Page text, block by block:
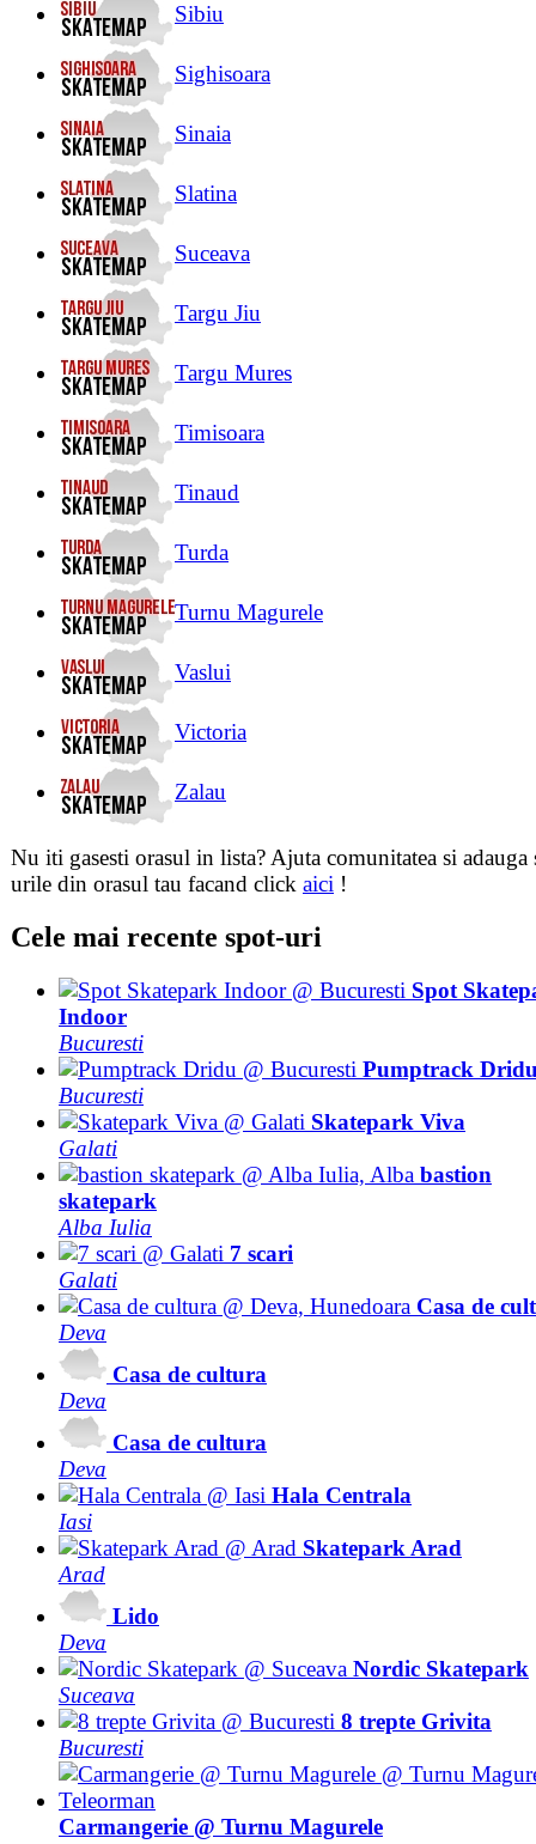
Sibiu
Sighisoara
Sinaia
Slatina
Suceava
Targu Jiu
Targu Mures
Timisoara
Tinaud
Turda
Turnu Magurele
Vaslui
Victoria
Zalau
Nu iti gasesti orasul in lista? Ajuta comunitatea si adauga
urile din orasul tau facand click aici !
Cele mai recente spot-uri
Spot
Indoor
Bucuresti
Pumptrack
Bucuresti
Skatepark Viva
Galati
bastion
skatepark
Alba Iulia
7 scari
Galati
Casa de
Deva
Casa de cultura
Deva
Casa de cultura
Deva
Hala Centrala
Iasi
Skatepark Arad
Arad
Lido
Deva
Nordic Skatepark
Suceava
8 trepte Grivita
Bucuresti
Carmangerie @ Turnu Magurele